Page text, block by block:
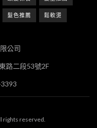
髮色推薦 鬆軟燙
公司
路二段53號2F
rights reserved.